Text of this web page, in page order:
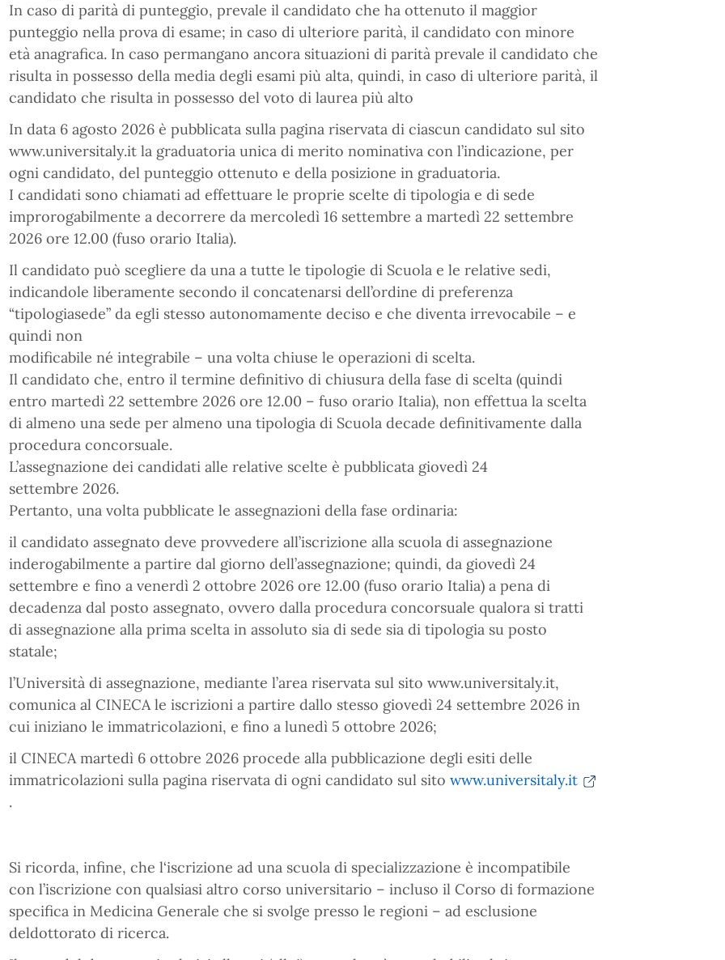
In caso di parità di punteggio, prevale il candidato che ha ottenuto il maggior
punteggio nella prova di esame; in caso di ulteriore parità, il candidato con minore
età anagrafica. In caso permangano ancora situazioni di parità prevale il candidato che
risulta in possesso della media degli esami più alta, quindi, in caso di ulteriore parità, il
candidato che risulta in possesso del voto di laurea più alto
In data 6 agosto 2026 è pubblicata sulla pagina riservata di ciascun candidato sul sito
www.universitaly.it la graduatoria unica di merito nominativa con l’indicazione, per
ogni candidato, del punteggio ottenuto e della posizione in graduatoria.
I candidati sono chiamati ad effettuare le proprie scelte di tipologia e di sede
improrogabilmente a decorrere da mercoledì 16 settembre a martedì 22 settembre
2026 ore 12.00 (fuso orario Italia).
Il candidato può scegliere da una a tutte le tipologie di Scuola e le relative sedi,
indicandole liberamente secondo il concatenarsi dell’ordine di preferenza
“tipologiasede” da egli stesso autonomamente deciso e che diventa irrevocabile – e
quindi non
modificabile né integrabile – una volta chiuse le operazioni di scelta.
Il candidato che, entro il termine definitivo di chiusura della fase di scelta (quindi
entro martedì 22 settembre 2026 ore 12.00 – fuso orario Italia), non effettua la scelta
di almeno una sede per almeno una tipologia di Scuola decade definitivamente dalla
procedura concorsuale.
L’assegnazione dei candidati alle relative scelte è pubblicata giovedì 24
settembre 2026.
Pertanto, una volta pubblicate le assegnazioni della fase ordinaria:
il candidato assegnato deve provvedere all’iscrizione alla scuola di assegnazione
inderogabilmente a partire dal giorno dell’assegnazione; quindi, da giovedì 24
settembre e fino a venerdì 2 ottobre 2026 ore 12.00 (fuso orario Italia) a pena di
decadenza dal posto assegnato, ovvero dalla procedura concorsuale qualora si tratti
di assegnazione alla prima scelta in assoluto sia di sede sia di tipologia su posto
statale;
l’Università di assegnazione, mediante l’area riservata sul sito www.universitaly.it,
comunica al CINECA le iscrizioni a partire dallo stesso giovedì 24 settembre 2026 in
cui iniziano le immatricolazioni, e fino a lunedì 5 ottobre 2026;
il CINECA martedì 6 ottobre 2026 procede alla pubblicazione degli esiti delle
immatricolazioni sulla pagina riservata di ogni candidato sul sito www.universitaly.it
.
Si ricorda, infine, che l‘iscrizione ad una scuola di specializzazione è incompatibile
con l’iscrizione con qualsiasi altro corso universitario – incluso il Corso di formazione
specifica in Medicina Generale che si svolge presso le regioni – ad esclusione
deldottorato di ricerca.